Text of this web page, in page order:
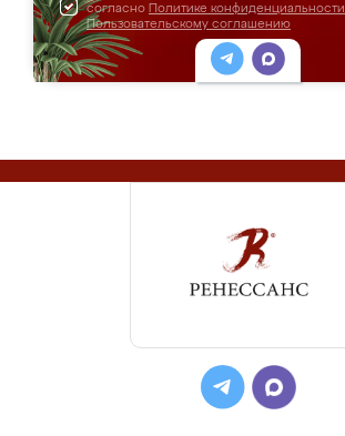
согласно Политике конфиденциальности
Пользовательскому соглашению